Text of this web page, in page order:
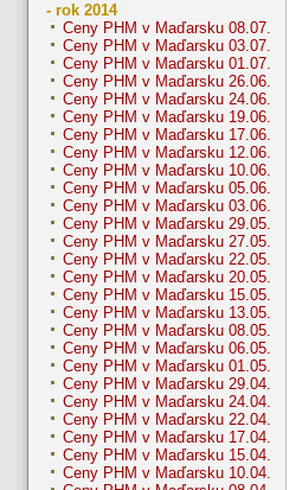
- rok 2014
Ceny PHM v Maďarsku 08.07.
Ceny PHM v Maďarsku 03.07.
Ceny PHM v Maďarsku 01.07.
Ceny PHM v Maďarsku 26.06.
Ceny PHM v Maďarsku 24.06.
Ceny PHM v Maďarsku 19.06.
Ceny PHM v Maďarsku 17.06.
Ceny PHM v Maďarsku 12.06.
Ceny PHM v Maďarsku 10.06.
Ceny PHM v Maďarsku 05.06.
Ceny PHM v Maďarsku 03.06.
Ceny PHM v Maďarsku 29.05.
Ceny PHM v Maďarsku 27.05.
Ceny PHM v Maďarsku 22.05.
Ceny PHM v Maďarsku 20.05.
Ceny PHM v Maďarsku 15.05.
Ceny PHM v Maďarsku 13.05.
Ceny PHM v Maďarsku 08.05.
Ceny PHM v Maďarsku 06.05.
Ceny PHM v Maďarsku 01.05.
Ceny PHM v Maďarsku 29.04.
Ceny PHM v Maďarsku 24.04.
Ceny PHM v Maďarsku 22.04.
Ceny PHM v Maďarsku 17.04.
Ceny PHM v Maďarsku 15.04.
Ceny PHM v Maďarsku 10.04.